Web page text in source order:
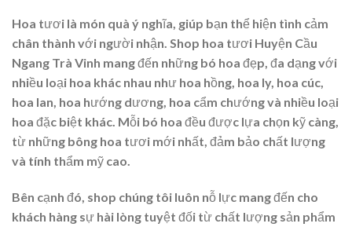
Hoa tươi là món quà ý nghĩa, giúp bạn thể hiện tình cảm
chân thành với người nhận. Shop hoa tươi Huyện Cầu
Ngang Trà Vinh mang đến những bó hoa đẹp, đa dạng với
nhiều loại hoa khác nhau như hoa hồng, hoa ly, hoa cúc,
hoa lan, hoa hướng dương, hoa cẩm chướng và nhiều loại
hoa đặc biệt khác. Mỗi bó hoa đều được lựa chọn kỹ càng,
từ những bông hoa tươi mới nhất, đảm bảo chất lượng
và tính thẩm mỹ cao.
Bên cạnh đó, shop chúng tôi luôn nỗ lực mang đến cho
khách hàng sự hài lòng tuyệt đối từ chất lượng sản phẩm